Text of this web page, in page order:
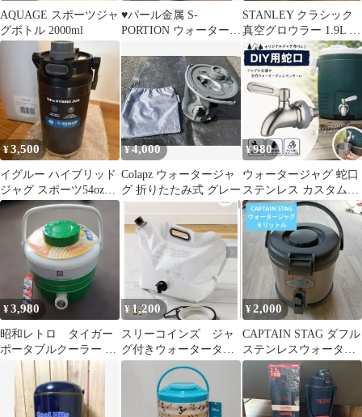
AQUAGE スポーツジャ
グボトル 2000ml
♥パール金属 S-
PORTION ウォータージ
STANLEY クラシック
真空グロウラー 1.9L グ
リーン
¥3,500
イグルー ハイブリッド
ジャグ スポーツ54oz
1.6リットル 水筒
¥4,000
Colapz ウォータージャ
グ 折りたたみ式 グレー
¥980
ウォータージャグ 蛇口
ステンレス カスタム
DIY キャンプ 水漏れ
¥3,980
昭和レトロ タイガー
ポータブルクーラー 未
使用 タグ付き 5.1L
¥ 1,200
スリーコインズ ジャ
グ付きウォータータン
ク：8L／SOBANI
¥2,000
CAPTAIN STAG ダフル
ステンレスウォーター
ジャグ ６リットル